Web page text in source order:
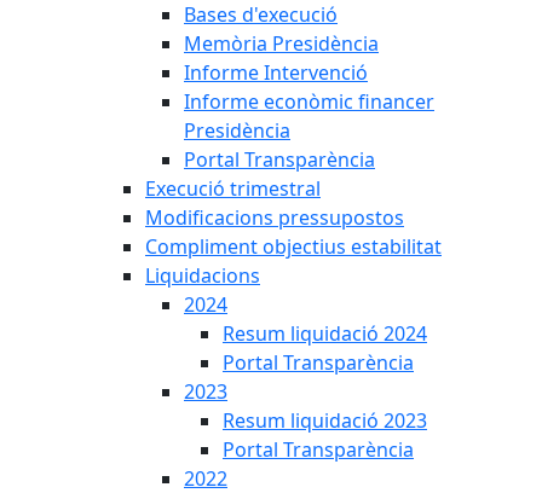
Bases d'execució
Memòria Presidència
Informe Intervenció
Informe econòmic financer
Presidència
Portal Transparència
Execució trimestral
Modificacions pressupostos
Compliment objectius estabilitat
Liquidacions
2024
Resum liquidació 2024
Portal Transparència
2023
Resum liquidació 2023
Portal Transparència
2022